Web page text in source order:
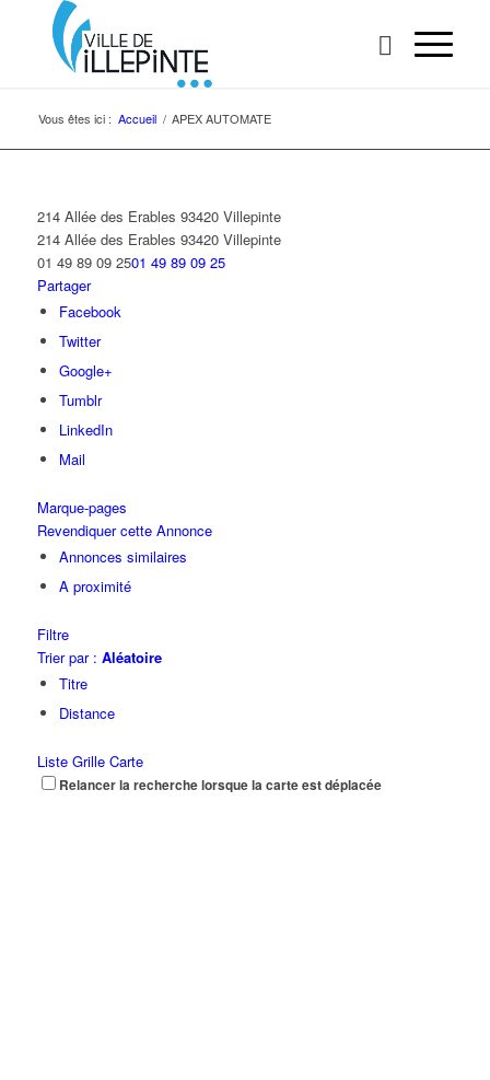
Vous êtes ici : Accueil / APEX AUTOMATE
214 Allée des Erables 93420 Villepinte
214 Allée des Erables 93420 Villepinte
01 49 89 09 2501 49 89 09 25
Partager
Facebook
Twitter
Google+
Tumblr
LinkedIn
Mail
Marque-pages
Revendiquer cette Annonce
Annonces similaires
A proximité
Filtre
Trier par : Aléatoire
Titre
Distance
Liste Grille Carte
Relancer la recherche lorsque la carte est déplacée